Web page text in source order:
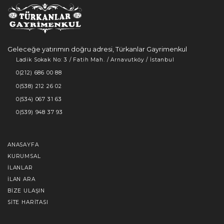
Geleceğe yatırımın doğru adresi, Türkanlar Gayrimenkul
Ladik Sokak No: 3 / Fatih Mah. / Arnavutköy / İstanbul
0(212) 686 00 88
0(538) 212 26 02
0(534) 067 31 63
0(539) 948 37 93
ANASAYFA
KURUMSAL
İLANLAR
İLAN ARA
BIZE ULAŞIN
SITE HARITASI